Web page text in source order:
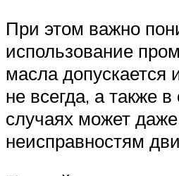
При этом важно
использование
масла допускается
не всегда, а также
случаях может
неисправностям